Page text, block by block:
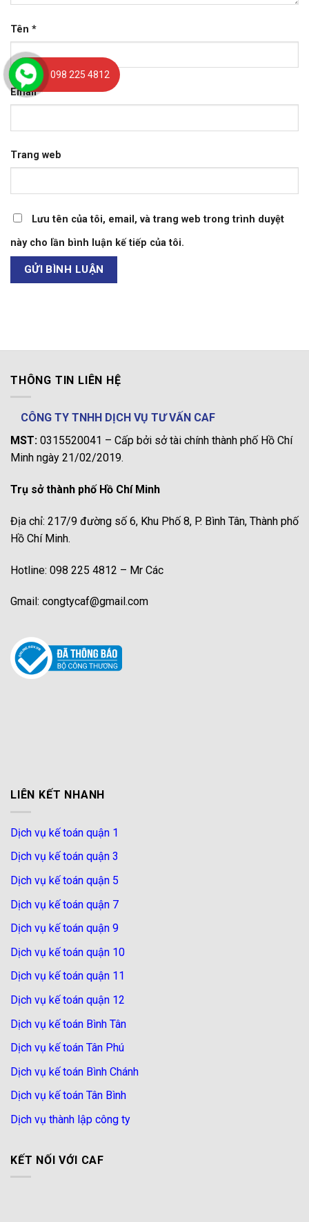
Tên *
Email*
Trang web
Lưu tên của tôi, email, và trang web trong trình duyệt
này cho lần bình luận kế tiếp của tôi.
THÔNG TIN LIÊN HỆ
CÔNG TY TNHH DỊCH VỤ TƯ VẤN CAF
MST: 0315520041 – Cấp bởi sở tài chính thành phố Hồ Chí
Minh ngày 21/02/2019.
Trụ sở thành phố Hồ Chí Minh
Địa chỉ: 217/9 đường số 6, Khu Phố 8, P. Bình Tân, Thành phố
Hồ Chí Minh.
Hotline: 098 225 4812 – Mr Các
Gmail: congtycaf@gmail.com
LIÊN KẾT NHANH
Dịch vụ kế toán quận 1
Dịch vụ kế toán quận 3
Dịch vụ kế toán quận 5
Dịch vụ kế toán quận 7
Dịch vụ kế toán quận 9
Dịch vụ kế toán quận 10
Dịch vụ kế toán quận 11
Dịch vụ kế toán quận 12
Dịch vụ kế toán Bình Tân
Dịch vụ kế toán Tân Phú
Dịch vụ kế toán Bình Chánh
Dịch vụ kế toán Tân Bình
Dịch vụ thành lập công ty
KẾT NỐI VỚI CAF
098 225 4812